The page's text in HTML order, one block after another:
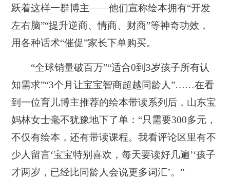
跃着这样一群博主——他们宣称绘本拥有“开发
左右脑”“提升逆商、情商、财商”等神奇功效，
用各种话术“催促”家长下单购买。
“全球销量破百万”“适合0到3岁孩子所有认
知需求”“3个月让宝宝智商超越同龄人”……在看
到一位育儿博主推荐的绘本带读系列后，山东宝
妈林女士毫不犹豫地下了单：“只需要300多元，
不仅有绘本，还有带读课程。我看评论区里有不
少人留言‘宝宝特别喜欢，每天要读好几遍’‘孩子
才两岁，已经比同龄人会说更多词汇’。”